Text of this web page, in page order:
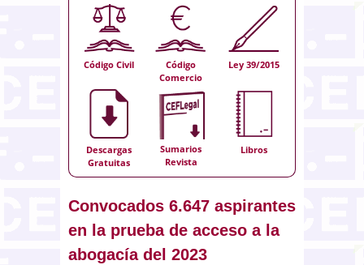
Código Civil
Código
Comercio
Ley 39/2015
Descargas
Gratuitas
Sumarios
Revista
Libros
Convocados 6.647 aspirantes
en la prueba de acceso a la
abogacía del 2023